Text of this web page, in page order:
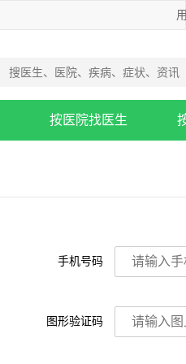
按医院找医生
手机号码
图形验证码